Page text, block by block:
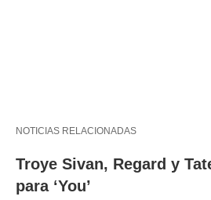
NOTICIAS RELACIONADAS
Troye Sivan, Regard y
para ‘You’